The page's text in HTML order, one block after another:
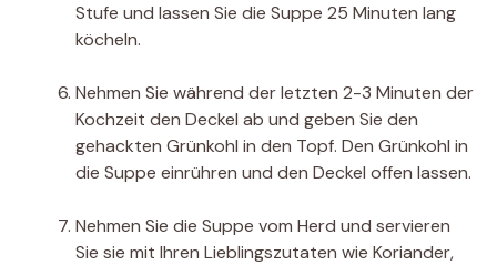
Stufe und lassen Sie die Suppe 25 Minuten lang
köcheln.
Nehmen Sie während der letzten 2-3 Minuten der
Kochzeit den Deckel ab und geben Sie den
gehackten Grünkohl in den Topf. Den Grünkohl in
die Suppe einrühren und den Deckel offen lassen.
Nehmen Sie die Suppe vom Herd und servieren
Sie sie mit Ihren Lieblingszutaten wie Koriander,